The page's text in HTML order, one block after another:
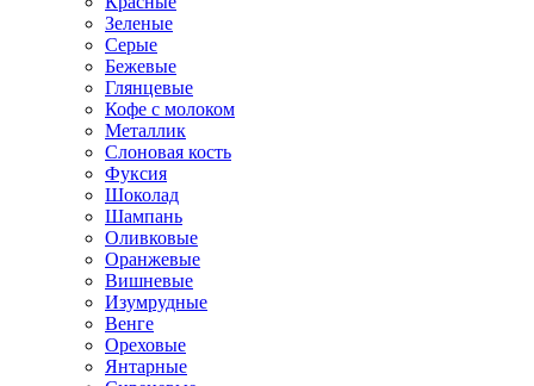
Зеленые
Серые
Бежевые
Глянцевые
Кофе с молоком
Металлик
Слоновая кость
Фуксия
Шоколад
Шампань
Оливковые
Оранжевые
Вишневые
Изумрудные
Венге
Ореховые
Янтарные